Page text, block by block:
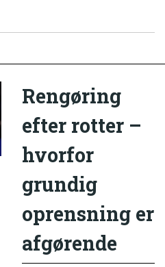
Rengøring
efter rotter –
hvorfor
grundig
oprensning er
afgørende